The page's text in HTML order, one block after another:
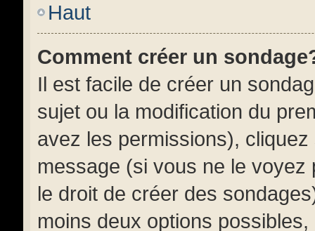
Haut
Comment créer un
Il est facile de créer un
sujet ou la modification du
avez les permissions), cliquez
message (si vous ne le voyez
le droit de créer des
moins deux options